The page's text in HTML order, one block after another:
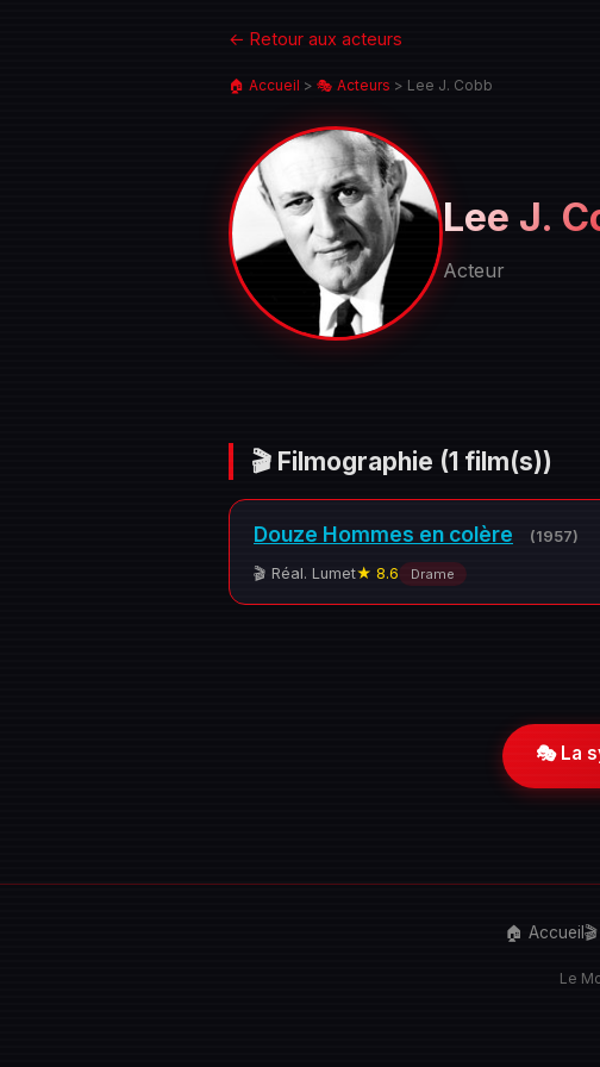
← Retour aux acteurs
🏠 Accueil > 🎭 Acteurs > Lee J. Cobb
J.
Cobb
Lee J.
Acteur
🎬 Filmographie (1 film(s))
Douze Hommes en colère (1957)
🎬 Réal. Lumet★ 8.6 Drame
🎭 La
🏠 Accueil
Le